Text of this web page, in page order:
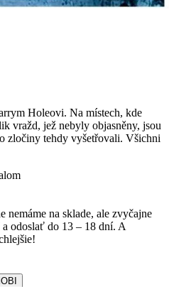
Holeovi. Na místech, kde
vražd, jež nebyly objasněny, jsou
zločiny tehdy vyšetřovali. Všichni
nemáme na sklade, ale zvyčajne
odoslať do 13 – 18 dní. A